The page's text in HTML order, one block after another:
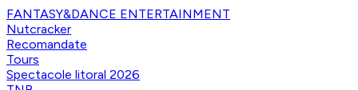
FANTASY&DANCE ENTERTAINMENT
Nutcracker
Recomandate
Tours
Spectacole litoral 2026